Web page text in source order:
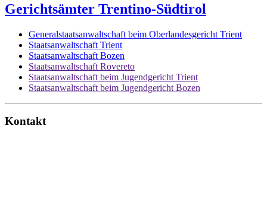
Gerichtsämter Trentino-Südtirol
Generalstaatsanwaltschaft beim Oberlandesgericht Trient
Staatsanwaltschaft Trient
Staatsanwaltschaft Bozen
Staatsanwaltschaft Rovereto
Staatsanwaltschaft beim Jugendgericht Trient
Staatsanwaltschaft beim Jugendgericht Bozen
Kontakt